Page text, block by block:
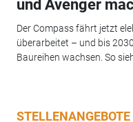
und Avenger
Der Compass fährt jetzt
überarbeitet – und bis
Baureihen wachsen. So
STELLENANGEBOTE